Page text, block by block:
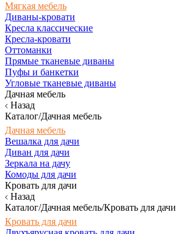
Мягкая мебель
Диваны-кровати
Кресла классические
Кресла-кровати
Оттоманки
Прямые тканевые диваны
Пуфы и банкетки
Угловые тканевые диваны
Дачная мебель
Назад
Каталог/Дачная мебель
Дачная мебель
Вешалка для дачи
Диван для дачи
Зеркала на дачу
Комоды для дачи
Кровать для дачи
Назад
Каталог/Дачная мебель/Кровать для дачи
Кровать для дачи